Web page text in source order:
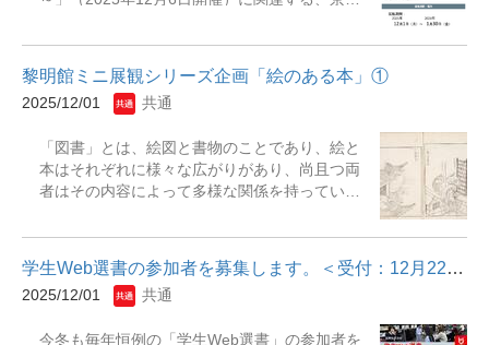
ヒグマ : OSO18を創り出したもの』『クマはな
歴史と文化を旅する』
要、入場は無料です。 &nbsp; ・『疎開した40
万冊の図書』12月10日(水) 15:15～17:00（予
定） 本作品は、戦時中に行われた都立日比谷図
書館の蔵書の疎開記録のドキュメンタリー映画
移転した事実もあり、本作品の視聴をとおして
戦時下 の図書館の実態を知ることができます。
&nbsp; ・『ウォーナーの謎のリスト』12月17
いて空爆すべきでない文化財のリスト「ウォー
ナー・リスト」を...
織物セルコン）、老舗企業等の関連書籍をご紹
介します。ぜひこの機会に手に取ってご覧くだ
さい展観期間：2025年12月1日（月）～2026年
1月30日（金）展観場所：深草図書館 和顔館1
棹忠夫著. -- 角川書店, 1987秘密の京都 入江敦
彦著. -- 新潮社, 2008都と京 (みやこ) 酒井順子
著. -- 新潮社, 2009香三才 : 香と日本人のものが
え : Custom &amp; common sense of Kyoto
岩上力著. -- 光村推古書院, 2000 など
黎明館ミニ展観シリーズ企画「絵のある本」①
2025/12/01 共通
「図書」とは、絵図と書物のことであり、絵と
本はそれぞれに様々な広がりがあり、尚且つ両
者はその内容によって多様な関係を持っていま
しますが、ただ挿絵のある絵入本を扱うばかり
でなく、形態や内容も多彩な絵と本による展示
をいたします。 今回は、少し変わった内容です
が、江戸時代の妖怪を扱った書物である『絵本
学生Web選書の参加者を募集します。＜受付：12月22日まで＞
2025/12/01 共通
今冬も毎年恒例の「学生Web選書」の参加者を